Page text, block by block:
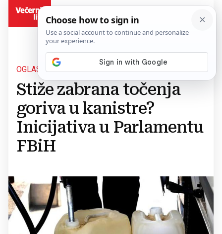
OGLASILO SE MINISTARSTVO
Stiže zabrana točenja
goriva u kanistre?
Inicijativa u Parlamentu
FBiH